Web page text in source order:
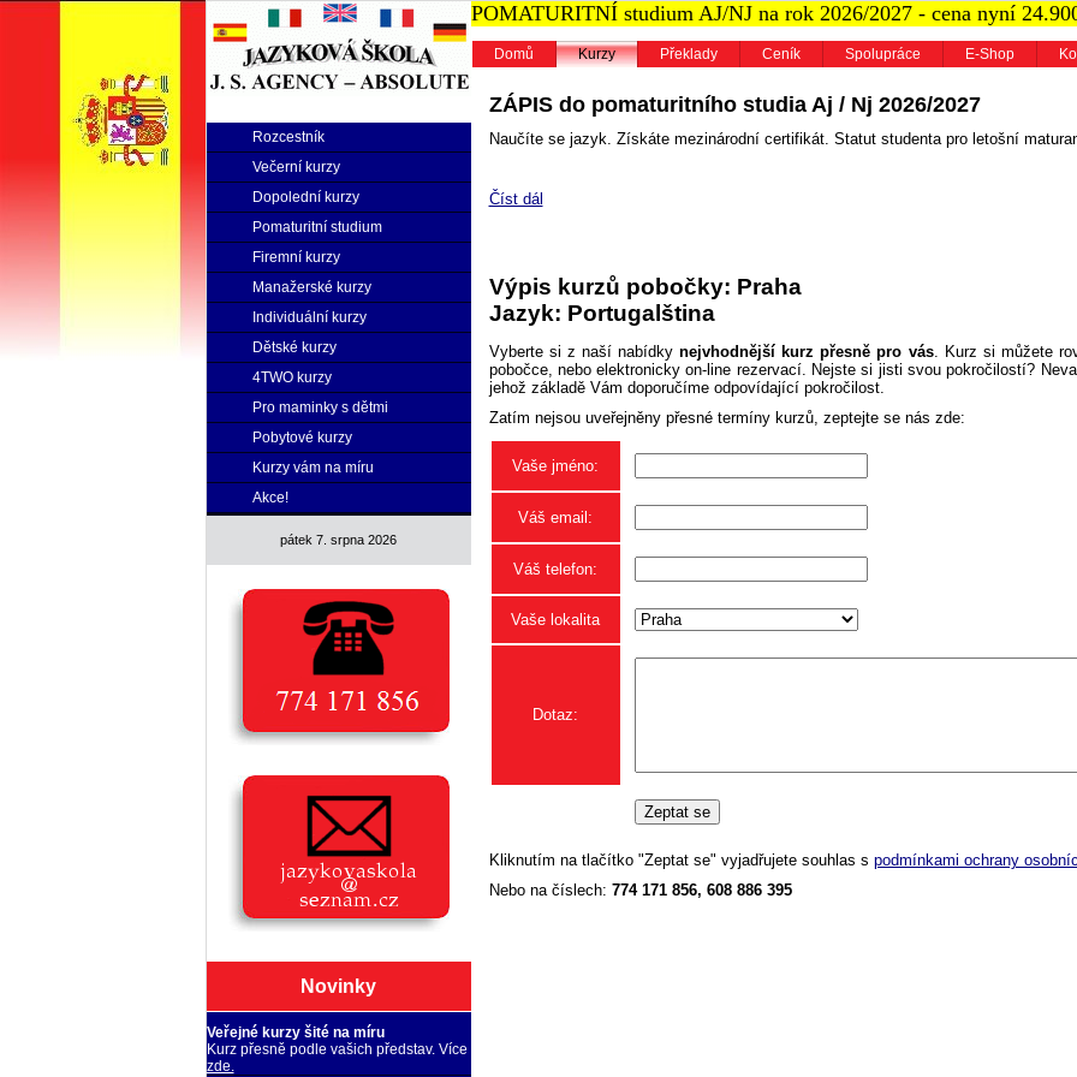
Rozcestník
Večerní kurzy
Dopolední kurzy
Pomaturitní studium
Firemní kurzy
Manažerské kurzy
Individuální kurzy
Dětské kurzy
4TWO kurzy
Pro maminky s dětmi
Pobytové kurzy
Kurzy vám na míru
Akce!
pátek 7. srpna 2026
Novinky
Veřejné kurzy šité na míru
Kurz přesně podle vašich představ. Více
zde.
POMATURITNÍ studium AJ/NJ na rok 2026/2027 - cena nyní
Domů Kurzy Překlady Ceník Spolupráce E-Shop
ZÁPIS do pomaturitního studia Aj / Nj 2026/2027
Naučíte se jazyk. Získáte mezinárodní certifikát. Statut studenta pro letošní
Číst dál
Výpis kurzů pobočky: Praha
Jazyk: Portugalština
Vyberte si z naší nabídkynejvhodnější kurz přesně pro vás. Kurz si můžete
pobočce, nebo elektronicky on-line rezervací. Nejste si jisti svou pokročilostí?
jehož základě Vám doporučíme odpovídající pokročilost.
Zatím nejsou uveřejněny přesné termíny kurzů, zeptejte se nás zde:
Vaše jméno:
Váš email:
Váš telefon:
Vaše lokalita
Dotaz:
Kliknutím na tlačítko "Zeptat se" vyjadřujete souhlas s podmínkami ochrany
Nebo na číslech: 774 171 856, 608 886 395